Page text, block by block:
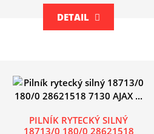
DETAIL
PILNÍK RYTECKÝ SILNÝ
18713/0 180/0 28621518